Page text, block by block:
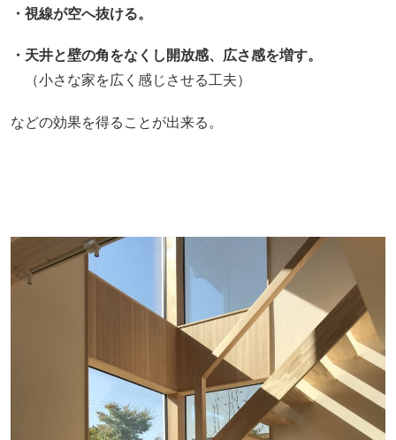
・視線が空へ抜ける。
・天井と壁の角をなくし開放感、広さ感を増す。
（小さな家を広く感じさせる工夫）
などの効果を得ることが出来る。